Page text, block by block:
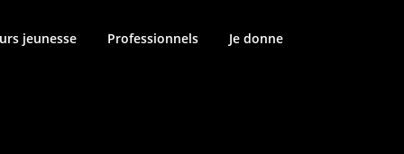
jeunesse Professionnels Je donne